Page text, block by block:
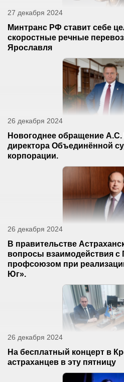
27 декабря 2024
Минтранс РФ ставит себе
скоростные речные
Ярославля
26 декабря 2024
Новогоднее обращение А.С.
директора Объединённой
корпорации.
26 декабря 2024
В правительстве
вопросы взаимодействия
профсоюзом при
Юг».
26 декабря 2024
На бесплатный концерт в
астраханцев в эту пятницу